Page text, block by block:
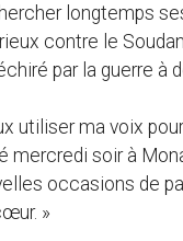
longtemps
contre le
par la guerre à
utiliser ma voix
soir à
occasions de
»